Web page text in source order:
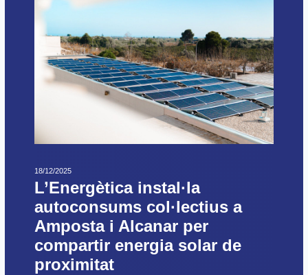
18/12/2025
L’Energètica instal·la
autoconsums col·lectius a
Amposta i Alcanar per
compartir energia solar de
proximitat